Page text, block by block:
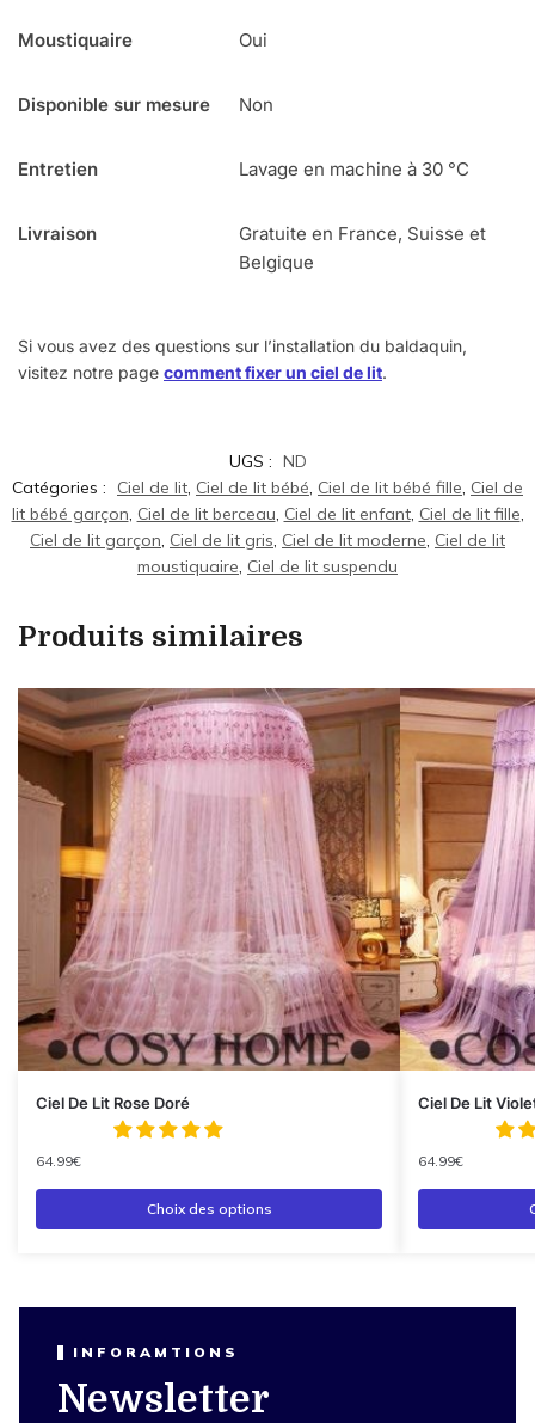
Moustiquaire Oui
Disponible sur mesure Non
Entretien Lavage en machine à 30 °C
Livraison
Gratuite en France, Suisse et
Belgique
Si vous avez des questions sur l’installation du baldaquin,
visitez notre page comment fixer un ciel de lit.
UGS : ND
Catégories :
Ciel de lit, Ciel de lit bébé, Ciel de lit bébé fille, Ciel de
lit bébé garçon, Ciel de lit berceau, Ciel de lit enfant, Ciel de lit fille,
Ciel de lit garçon, Ciel de lit gris, Ciel de lit moderne, Ciel de lit
moustiquaire, Ciel de lit suspendu
Produits similaires
Ciel De Lit Rose Doré
64.99€
Choix des options
Ciel De Lit
64.99€
INFORAMTIONS
Newsletter